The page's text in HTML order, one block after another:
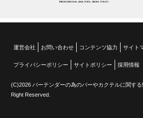
運営会社 お問い合わせ コンテンツ協力 サイト
プライバシーポリシー サイトポリシー 採用情報
(C)2026 バーテンダーの為のバーやカクテルに関す
Right Reserved.